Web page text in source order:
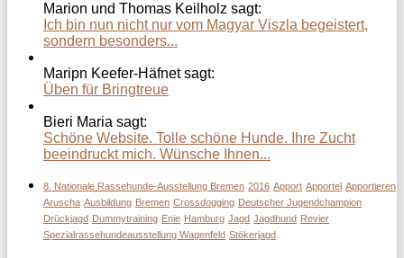
Marion und Thomas Keilholz sagt:
Ich bin nun nicht nur vom Magyar Viszla begeistert,
sondern besonders...
Maripn Keefer-Häfnet sagt:
Üben für Bringtreue
Bieri Maria sagt:
Schöne Website. Tolle schöne Hunde. Ihre Zucht
beeindruckt mich. Wünsche Ihnen...
8. Nationale Rassehunde-Ausstellung Bremen 2016 Apport Apportel Apportieren
Aruscha Ausbildung Bremen Crossdogging Deutscher Jugendchampion
Drückjagd Dummytraining Enie Hamburg Jagd Jagdhund Revier
Spezialrassehundeausstellung Wagenfeld Stökerjagd